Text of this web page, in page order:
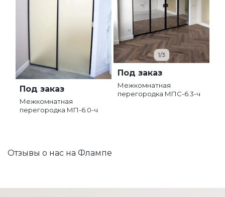
Под заказ
Межкомнатная
перегородка МП-6.0-ч
1/3
Под заказ
Межкомнатная
перегородка МПС-6.3-ч
Отзывы о нас на Флампе